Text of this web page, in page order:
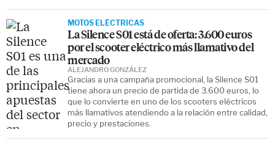
MOTOS ELÉCTRICAS
La Silence S01 está de oferta: 3.600 euros
por el scooter eléctrico más llamativo del
mercado
Gracias a una campaña promocional, la Silence S01
tiene ahora un precio de partida de 3.600 euros, lo
que lo convierte en uno de los scooters eléctricos
más llamativos atendiendo a la relación entre calidad,
precio y prestaciones.
ALEJANDRO GONZÁLEZ